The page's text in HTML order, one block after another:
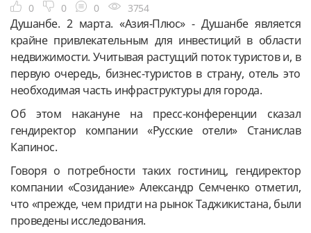
0 0 0 3754
Душанбе. 2 марта. «Азия-Плюс» - Душанбе является
крайне привлекательным для инвестиций в области
недвижимости. Учитывая растущий поток туристов и, в
первую очередь, бизнес-туристов в страну, отель это
необходимая часть инфраструктуры для города.
Об этом накануне на пресс-конференции сказал
гендиректор компании «Русские отели» Станислав
Капинос.
Говоря о потребности таких гостиниц, гендиректор
компании «Созидание» Александр Семченко отметил,
что «прежде, чем придти на рынок Таджикистана, были
проведены исследования.